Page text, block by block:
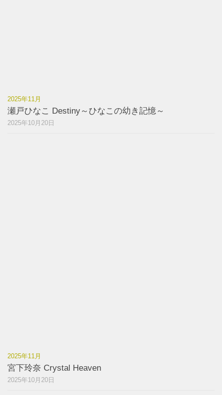
2025年11月
瀬戸ひなこ Destiny～ひなこの幼き記憶～
2025年10月20日
2025年11月
宮下玲奈 Crystal Heaven
2025年10月20日